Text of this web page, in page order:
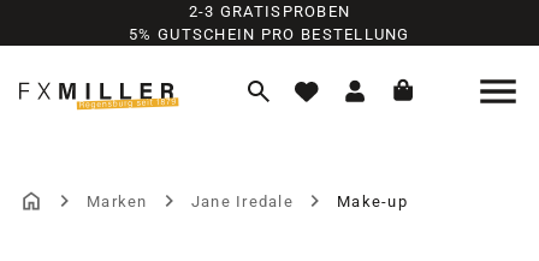
Zum Hauptinhalt springen
2-3 GRATISPROBEN
5% GUTSCHEIN PRO BESTELLUNG
Marken Jane Iredale Make-up